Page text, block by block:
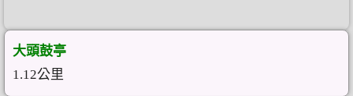
大頭鼓亭
1.12公里